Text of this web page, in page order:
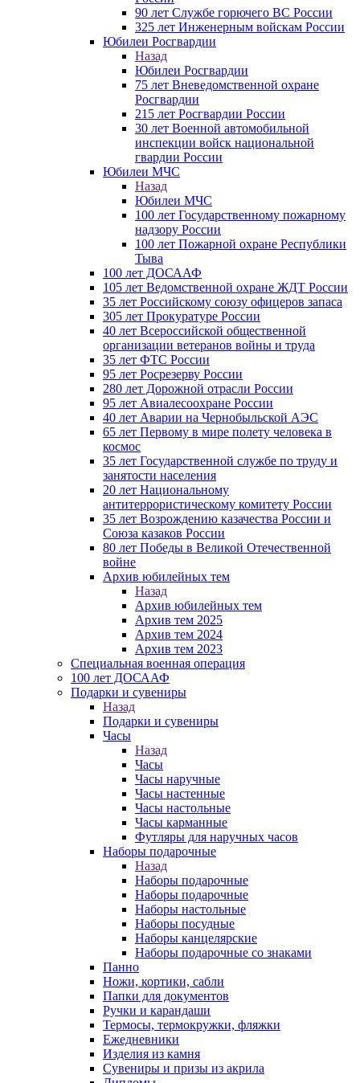
90 лет Службе горючего ВС России
325 лет Инженерным войскам России
Юбилеи Росгвардии
Назад
Юбилеи Росгвардии
75 лет Вневедомственной охране
Росгвардии
215 лет Росгвардии России
30 лет Военной автомобильной
инспекции войск национальной
гвардии России
Юбилеи МЧС
Назад
Юбилеи МЧС
100 лет Государственному пожарному
надзору России
100 лет Пожарной охране Республики
Тыва
100 лет ДОСААФ
105 лет Ведомственной охране ЖДТ России
35 лет Российскому союзу офицеров запаса
305 лет Прокуратуре России
40 лет Всероссийской общественной
организации ветеранов войны и труда
35 лет ФТС России
95 лет Росрезерву России
280 лет Дорожной отрасли России
95 лет Авиалесоохране России
40 лет Аварии на Чернобыльской АЭС
65 лет Первому в мире полету человека в
космос
35 лет Государственной службе по труду и
занятости населения
20 лет Национальному
антитеррористическому комитету России
35 лет Возрождению казачества России и
Союза казаков России
80 лет Победы в Великой Отечественной
войне
Архив юбилейных тем
Назад
Архив юбилейных тем
Архив тем 2025
Архив тем 2024
Архив тем 2023
Специальная военная операция
100 лет ДОСААФ
Подарки и сувениры
Назад
Подарки и сувениры
Часы
Назад
Часы
Часы наручные
Часы настенные
Часы настольные
Часы карманные
Футляры для наручных часов
Наборы подарочные
Назад
Наборы подарочные
Наборы подарочные
Наборы настольные
Наборы посудные
Наборы канцелярские
Наборы подарочные со знаками
Панно
Ножи, кортики, сабли
Папки для документов
Ручки и карандаши
Термосы, термокружки, фляжки
Ежедневники
Изделия из камня
Сувениры и призы из акрила